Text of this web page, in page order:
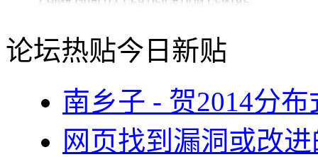
论坛热贴今日新贴
南乡子 - 贺2014分
网页找到漏洞或改